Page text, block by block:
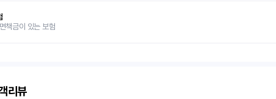
책금이 있는 보험
리뷰